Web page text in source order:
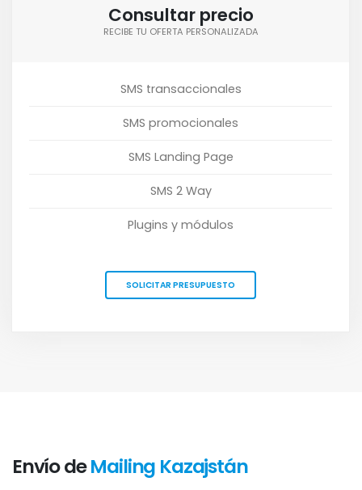
Consultar precio
RECIBE TU OFERTA PERSONALIZADA
SMS transaccionales
SMS promocionales
SMS Landing Page
SMS 2 Way
Plugins y módulos
SOLICITAR PRESUPUESTO
Envío deMailing Kazajstán